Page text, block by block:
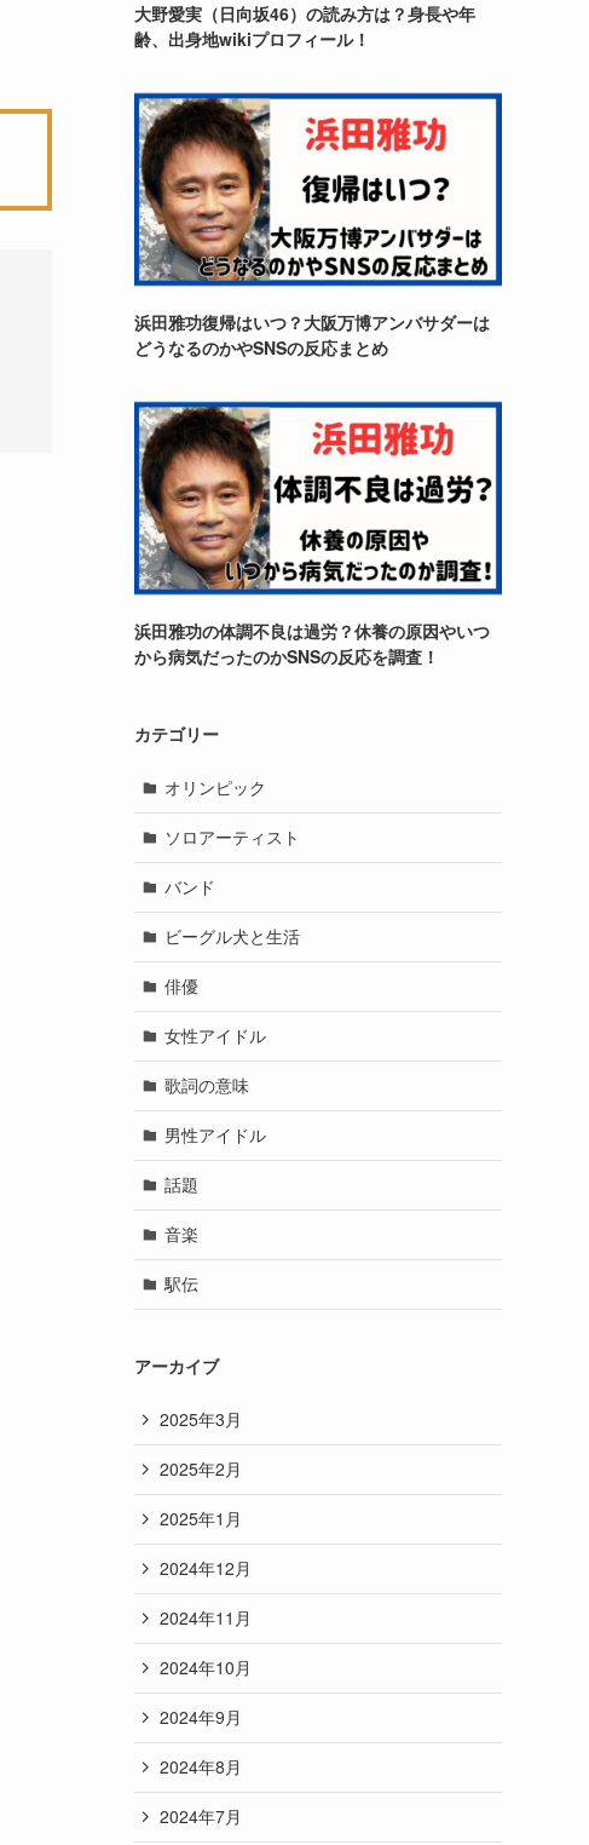
大野愛実（日向坂46）の読み方は？身長や年
齢、出身地wikiプロフィール！
浜田雅功復帰はいつ？大阪万博アンバサダーは
どうなるのかやSNSの反応まとめ
浜田雅功の体調不良は過労？休養の原因やいつ
から病気だったのかSNSの反応を調査！
カテゴリー
オリンピック
ソロアーティスト
バンド
ビーグル犬と生活
俳優
女性アイドル
歌詞の意味
男性アイドル
話題
音楽
駅伝
アーカイブ
2025年3月
2025年2月
2025年1月
2024年12月
2024年11月
2024年10月
2024年9月
2024年8月
2024年7月